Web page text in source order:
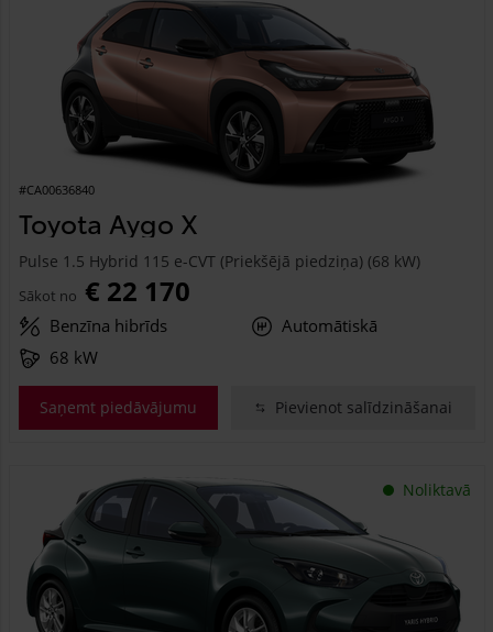
#CA00636840
Toyota Aygo X
Pulse 1.5 Hybrid 115 e-CVT (Priekšējā piedziņa) (68 kW)
Sākot no € 22 170
Benzīna hibrīds
Automātiskā
68 kW
Saņemt piedāvājumu Pievienot salīdzināšanai
Noliktavā